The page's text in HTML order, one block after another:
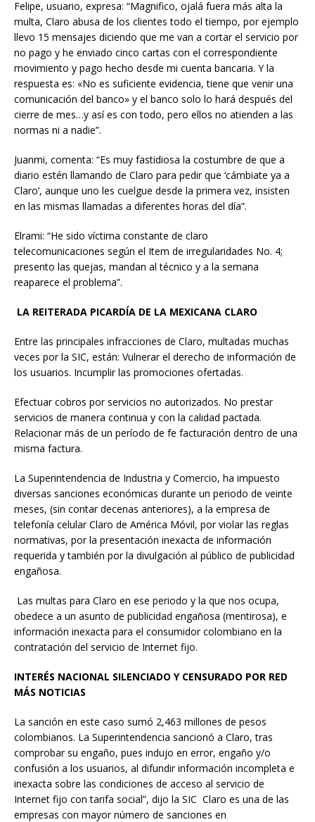
Felipe, usuario, expresa: “Magnifico, ojalá fuera más alta la
multa, Claro abusa de los clientes todo el tiempo, por ejemplo
llevo 15 mensajes diciendo que me van a cortar el servicio por
no pago y he enviado cinco cartas con el correspondiente
movimiento y pago hecho desde mi cuenta bancaria. Y la
respuesta es: «No es suficiente evidencia, tiene que venir una
comunicación del banco» y el banco solo lo hará después del
cierre de mes…y así es con todo, pero ellos no atienden a las
normas ni a nadie”.
Juanmi, comenta: “Es muy fastidiosa la costumbre de que a
diario estén llamando de Claro para pedir que ‘cámbiate ya a
Claro’, aunque uno les cuelgue desde la primera vez, insisten
en las mismas llamadas a diferentes horas del día”.
Elrami: “He sido víctima constante de claro
telecomunicaciones según el Item de irregularidades No. 4;
presento las quejas, mandan al técnico y a la semana
reaparece el problema”.
LA REITERADA PICARDÍA DE LA MEXICANA CLARO
Entre las principales infracciones de Claro, multadas muchas
veces por la SIC, están: Vulnerar el derecho de información de
los usuarios. Incumplir las promociones ofertadas.
Efectuar cobros por servicios no autorizados. No prestar
servicios de manera continua y con la calidad pactada.
Relacionar más de un período de fe facturación dentro de una
misma factura.
La Superintendencia de Industria y Comercio, ha impuesto
diversas sanciones económicas durante un periodo de veinte
meses, (sin contar decenas anteriores), a la empresa de
telefonía celular Claro de América Móvil, por violar las reglas
normativas, por la presentación inexacta de información
requerida y también por la divulgación al público de publicidad
engañosa.
Las multas para Claro en ese periodo y la que nos ocupa,
obedece a un asunto de publicidad engañosa (mentirosa), e
información inexacta para el consumidor colombiano en la
contratación del servicio de Internet fijo.
INTERÉS NACIONAL SILENCIADO Y CENSURADO POR RED
MÁS NOTICIAS
La sanción en este caso sumó 2,463 millones de pesos
colombianos. La Superintendencia sancionó a Claro, tras
comprobar su engaño, pues indujo en error, engaño y/o
confusión a los usuarios, al difundir información incompleta e
inexacta sobre las condiciones de acceso al servicio de
Internet fijo con tarifa social”, dijo la SIC Claro es una de las
empresas con mayor número de sanciones en